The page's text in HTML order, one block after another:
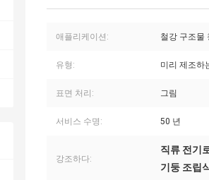
애플리케이션: 철강 구조물
유형: 미리 제조하
표면 처리: 그림
서비스 수명: 50 년
강조하다:
직류 전기
기둥 조립